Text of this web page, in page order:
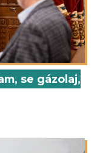
se gázolaj,